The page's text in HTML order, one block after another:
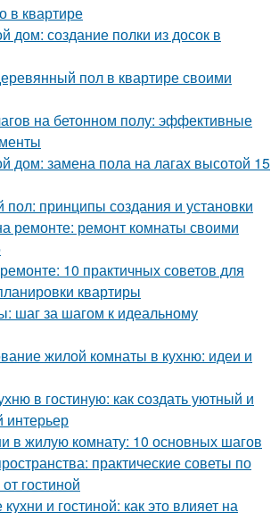
в квартире
дом: создание полки из досок в
пол в квартире своими
на бетонном полу: эффективные
дом: замена пола на лагах высотой 15
принципы создания и установки
ремонте: ремонт комнаты своими
10 практичных советов для
квартиры
шаг за шагом к идеальному
жилой комнаты в кухню: идеи и
в гостиную: как создать уютный и
в жилую комнату: 10 основных шагов
практические советы по
гостиной
и гостиной: как это влияет на